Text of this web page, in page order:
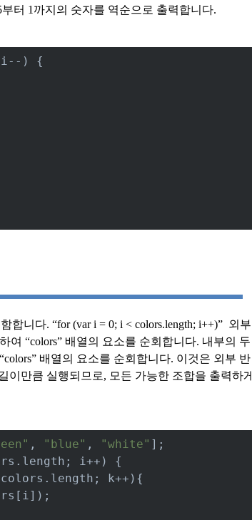
부터 1 까지의 숫자를 역순으로 출력합니다.
) {
합니다. “for (var i = 0; i < colors.length; i++)” 외부
여 “colors” 배열의 요소를 순회합니다. 내부의 두
“colors” 배열의 요소를 순회합니다. 이것은 외부 반
이만큼 실행되므로, 모든 가능한 조합을 출력하게
, "blue" , "white" ];
i++) {
k++){